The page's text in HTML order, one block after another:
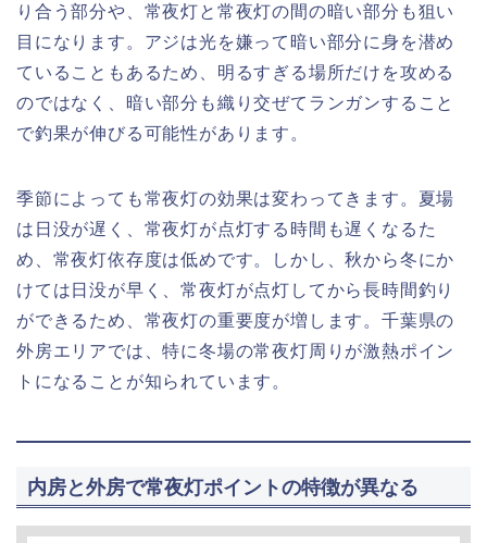
り合う部分や、常夜灯と常夜灯の間の暗い部分も狙い
目になります。アジは光を嫌って暗い部分に身を潜め
ていることもあるため、明るすぎる場所だけを攻める
のではなく、暗い部分も織り交ぜてランガンすること
で釣果が伸びる可能性があります。
季節によっても常夜灯の効果は変わってきます。夏場
は日没が遅く、常夜灯が点灯する時間も遅くなるた
め、常夜灯依存度は低めです。しかし、秋から冬にか
けては日没が早く、常夜灯が点灯してから長時間釣り
ができるため、常夜灯の重要度が増します。千葉県の
外房エリアでは、特に冬場の常夜灯周りが激熱ポイン
トになることが知られています。
内房と外房で常夜灯ポイントの特徴が異なる